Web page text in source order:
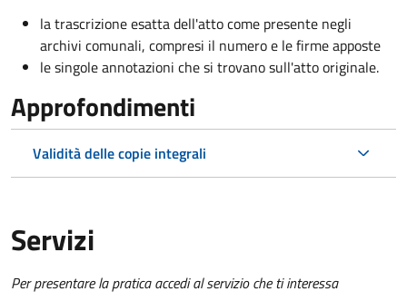
la trascrizione esatta dell'atto come presente negli
archivi comunali, compresi il numero e le firme apposte
le singole annotazioni che si trovano sull'atto originale.
Approfondimenti
Validità delle copie integrali
Servizi
Per presentare la pratica accedi al servizio che ti interessa